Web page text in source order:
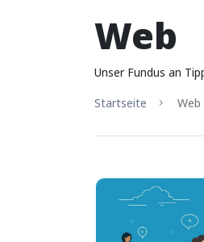
Web
Unser Fundus an
Startseite
Web